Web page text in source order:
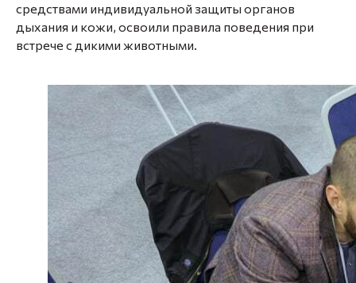
средствами индивидуальной защиты органов
дыхания и кожи, освоили правила поведения при
встрече с дикими животными.